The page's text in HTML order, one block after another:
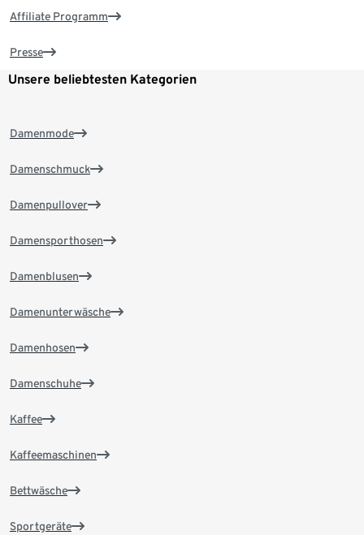
Affiliate Programm
Presse
Unsere beliebtesten Kategorien
Damenmode
Damenschmuck
Damenpullover
Damensporthosen
Damenblusen
Damenunterwäsche
Damenhosen
Damenschuhe
Kaffee
Kaffeemaschinen
Bettwäsche
Sportgeräte